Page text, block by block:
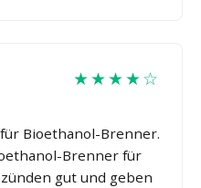
★★★★☆
Bioethanol-Brenner.
Brenner für
gut und geben